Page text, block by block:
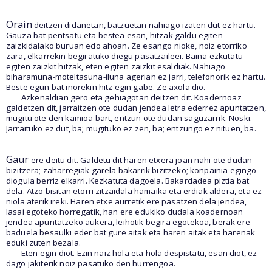
Orain deitzen didanetan, batzuetan nahiago izaten dut ez hartu.
Gauza bat pentsatu eta bestea esan, hitzak galdu egiten
zaizkidalako buruan edo ahoan. Ze esango nioke, noiz etorriko
zara, elkarrekin begiratuko diegu pasatzaileei. Baina ezkutatu
egiten zaizkit hitzak, eten egiten zaizkit esaldiak. Nahiago
biharamuna-moteltasuna-iluna agerian ez jarri, telefonorik ez hartu.
Beste egun bat inorekin hitz egin gabe. Ze axola dio.
Azkenaldian gero eta gehiagotan deitzen dit. Koadernoaz
galdetzen dit, jarraitzen ote dudan jendea letra ederrez apuntatzen,
mugitu ote den kamioa bart, entzun ote dudan saguzarrik. Noski.
Jarraituko ez dut, ba; mugituko ez zen, ba; entzungo ez nituen, ba.
Gaur ere deitu dit. Galdetu dit haren etxera joan nahi ote dudan
bizitzera; zaharregiak garela bakarrik bizitzeko; konpainia egingo
diogula berriz elkarri. Kezkatuta dagoela. Bakardadea piztia bat
dela. Atzo bisitan etorri zitzaidala hamaika eta erdiak aldera, eta ez
niola aterik ireki. Haren etxe aurretik ere pasatzen dela jendea,
lasai egoteko horregatik, han ere edukiko dudala koadernoan
jendea apuntatzeko aukera, leihotik begira egotekoa, berak ere
baduela besaulki eder bat gure aitak eta haren aitak eta harenak
eduki zuten bezala.
Eten egin diot. Ezin naiz hola eta hola despistatu, esan diot, ez
dago jakiterik noiz pasatuko den hurrengoa.